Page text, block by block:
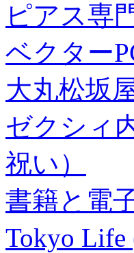
ピアス専
ベクター
大丸松坂
ゼクシィ
祝い）
書籍と電
Tokyo